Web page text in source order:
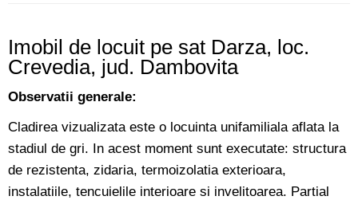
Imobil de locuit pe sat Darza, loc.
Crevedia, jud. Dambovita
Observatii generale:
Cladirea vizualizata este o locuinta unifamiliala aflata la
stadiul de gri. In acest moment sunt executate: structura
de rezistenta, zidaria, termoizolatia exterioara,
instalatiile, tencuielile interioare si invelitoarea. Partial